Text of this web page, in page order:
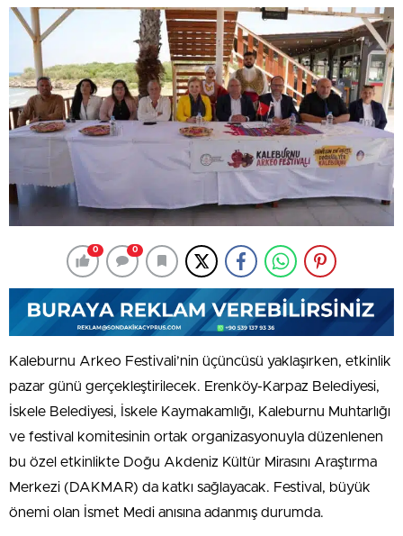
0 0
Kaleburnu Arkeo Festivali’nin üçüncüsü yaklaşırken, etkinlik
pazar günü gerçekleştirilecek. Erenköy-Karpaz Belediyesi,
İskele Belediyesi, İskele Kaymakamlığı, Kaleburnu Muhtarlığı
ve festival komitesinin ortak organizasyonuyla düzenlenen
bu özel etkinlikte Doğu Akdeniz Kültür Mirasını Araştırma
Merkezi (DAKMAR) da katkı sağlayacak. Festival, büyük
önemi olan İsmet Medi anısına adanmış durumda.